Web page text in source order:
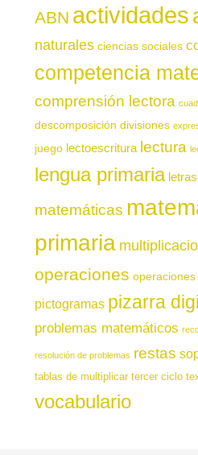
ABN actividades
naturales ciencias sociales
competencia
comprensión lectora
descomposición divisiones
juego lectoescritura lectura
lengua primaria letras
matemáticas
primaria
operaciones operaciones
pictogramas pizarra
problemas matemáticos
resolución de problemas restas
tablas de multiplicar tercer ciclo
vocabulario